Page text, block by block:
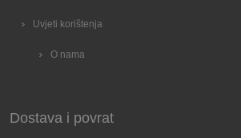
Uvjeti korištenja
O nama
Dostava i povrat